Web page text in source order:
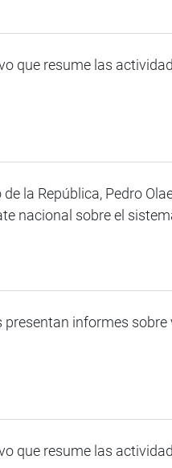
que resume las
la República, Pedro
nacional sobre el
informes sobre
que resume las